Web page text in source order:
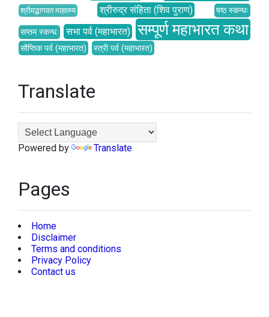
श्रीमद्भागवत माहात्म्य श्रीरुद्र संहिता (शिव पुराण) षष्ठ स्कन्धः
सप्तम स्कन्ध: सभा पर्व (महाभारत) सम्पूर्ण महाभारत कथा
सौप्तिक पर्व (महाभारत) स्त्री पर्व (महाभारत)
Translate
Powered by Translate
Pages
Home
Disclaimer
Terms and conditions
Privacy Policy
Contact us